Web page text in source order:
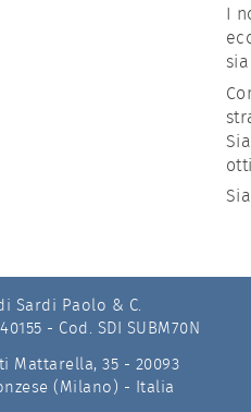
I
Sardi Paolo & C.
- Cod. SDI SUBM70N
Mattarella, 35 - 20093
(Milano) - Italia